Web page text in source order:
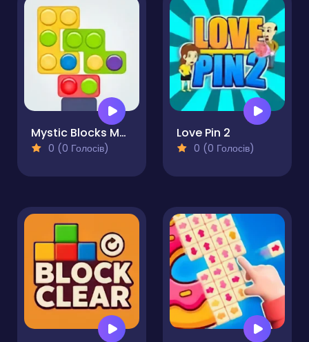
Mystic Blocks Match
0 (0 Голосів)
Love Pin 2
0 (0 Голосів)